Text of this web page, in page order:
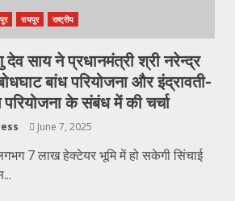
रायपुर राष्ट्रीय
देव साय ने प्रधानमंत्री श्री नरेन्द्र
बांध परियोजना और इंद्रावती-
परियोजना के संबंध में की चर्चा
June 7, 2025
7 लाख हेक्टेयर भूमि में हो सकेगी सिंचाई